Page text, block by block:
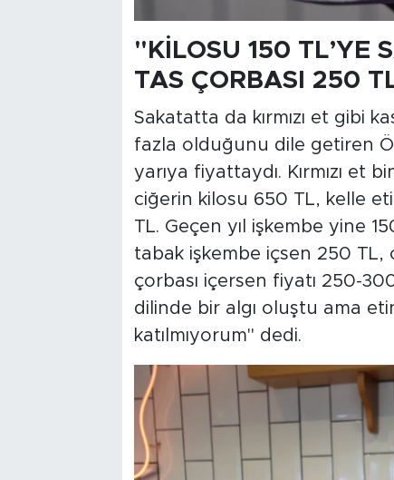
"KİLOSU 150 TL’YE
TAS ÇORBASI 250
Sakatatta da kırmızı et gibi
fazla olduğunu dile getiren
yarıya fiyattaydı. Kırmızı et
ciğerin kilosu 650 TL, kelle
TL. Geçen yıl işkembe yine
tabak işkembe içsen 250 TL,
çorbası içersen fiyatı 250-
dilinde bir algı oluştu ama
katılmıyorum" dedi.